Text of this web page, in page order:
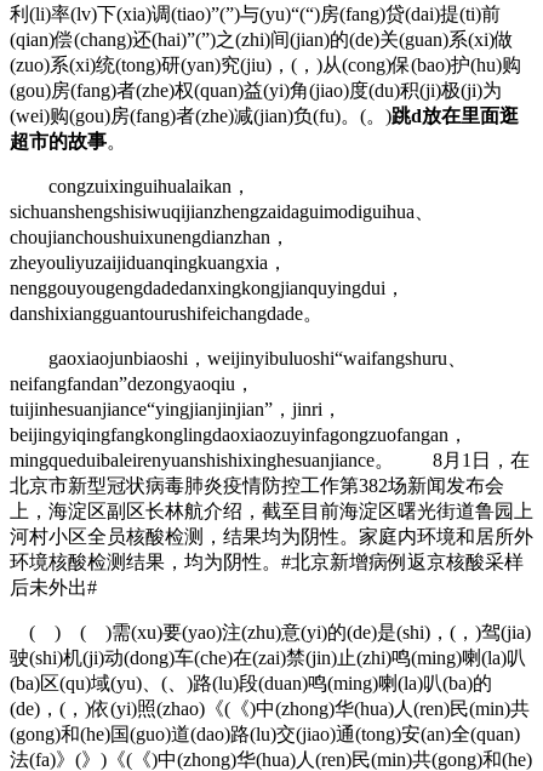
利(li)率(lv)下(xia)调(tiao)”(”)与(yu)“(“)房(fang)贷(dai)提(ti)前
(qian)偿(chang)还(hai)”(”)之(zhi)间(jian)的(de)关(guan)系(xi)做
(zuo)系(xi)统(tong)研(yan)究(jiu)，(，)从(cong)保(bao)护(hu)购
(gou)房(fang)者(zhe)权(quan)益(yi)角(jiao)度(du)积(ji)极(ji)为
(wei)购(gou)房(fang)者(zhe)减(jian)负(fu)。(。)跳d放在里面逛
超市的故事。
congzuixinguihualaikan，
sichuanshengshisiwuqijianzhengzaidaguimodiguihua、
choujianchoushuixunengdianzhan，
zheyouliyuzaijiduanqingkuangxia，
nenggouyougengdadedanxingkongjianquyingdui，
danshixiangguantourushifeichangdade。
gaoxiaojunbiaoshi，weijinyibuluoshi“waifangshuru、
neifangfandan”dezongyaoqiu，
tuijinhesuanjiance“yingjianjinjian”，jinri，
beijingyiqingfangkonglingdaoxiaozuyinfagongzuofangan，
mingqueduibaleirenyuanshishixinghesuanjiance。 8月1日，在
北京市新型冠状病毒肺炎疫情防控工作第382场新闻发布会
上，海淀区副区长林航介绍，截至目前海淀区曙光街道鲁园上
河村小区全员核酸检测，结果均为阴性。家庭内环境和居所外
环境核酸检测结果，均为阴性。#北京新增病例返京核酸采样
后未外出#
( ) ( )需(xu)要(yao)注(zhu)意(yi)的(de)是(shi)，(，)驾(jia)
驶(shi)机(ji)动(dong)车(che)在(zai)禁(jin)止(zhi)鸣(ming)喇(la)叭
(ba)区(qu)域(yu)、(、)路(lu)段(duan)鸣(ming)喇(la)叭(ba)的
(de)，(，)依(yi)照(zhao)《(《)中(zhong)华(hua)人(ren)民(min)共
(gong)和(he)国(guo)道(dao)路(lu)交(jiao)通(tong)安(an)全(quan)
法(fa)》(》)《(《)中(zhong)华(hua)人(ren)民(min)共(gong)和(he)